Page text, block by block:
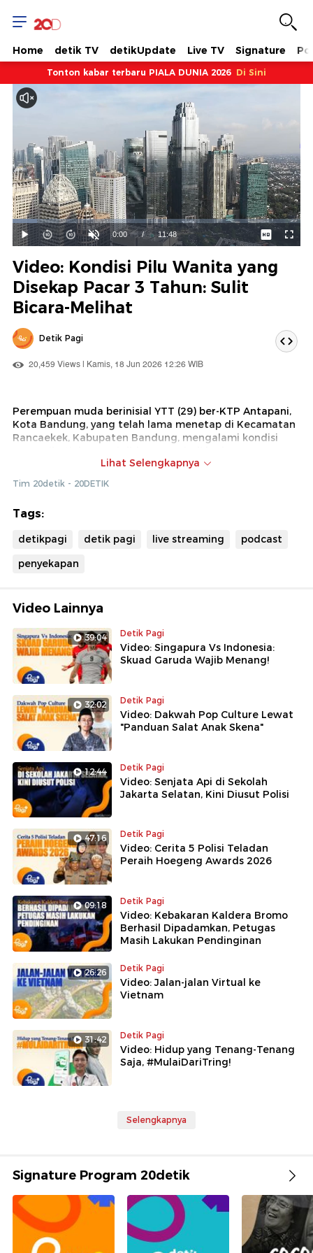
Home detik TV detikUpdate Live TV Signature
Tonton kabar terbaru PIALA DUNIA 2026 Di Sini
Mainkan
Suara
Hidup
Waktu
0:00 / Durasi
11:48
Dimuat:
8.47%
Video: Kondisi Pilu Wanita yang
Disekap Pacar 3 Tahun: Sulit
Bicara-Melihat
Detik Pagi
20,459 Views | Kamis, 18 Jun 2026 12:26 WIB
Perempuan muda berinisial YTT (29) ber-KTP Antapani,
Kota Bandung, yang telah lama menetap di Kecamatan
Rancaekek, Kabupaten Bandung, mengalami kondisi
penyekapan dan penganiayaan yang dilakukan
kekasihnya sendiri.
YTT kabarnya mengalami luka berat yang memengaruhi
diduga dianiaya di indekosnya di wilayah Cileunyi,
lengkapnya hanya di detikPagi!
Lihat Selengkapnya
Tim 20detik - 20DETIK
Tags:
detikpagi detik pagi live streaming
podcast
penyekapan
Video Lainnya
39:04 Detik Pagi
Video: Singapura Vs Indonesia:
Skuad Garuda Wajib Menang!
32:02 Detik Pagi
Video: Dakwah Pop Culture Lewat
"Panduan Salat Anak Skena"
12:44 Detik Pagi
Video: Senjata Api di Sekolah
Jakarta Selatan, Kini Diusut Polisi
47:16 Detik Pagi
Video: Cerita 5 Polisi Teladan
Peraih Hoegeng Awards 2026
09:18 Detik Pagi
Video: Kebakaran Kaldera Bromo
Berhasil Dipadamkan, Petugas
Masih Lakukan Pendinginan
26:26 Detik Pagi
Video: Jalan-jalan Virtual ke
Vietnam
31:42 Detik Pagi
Video: Hidup yang Tenang-Tenang
Saja, #MulaiDariTring!
Selengkapnya
Signature Program 20detik